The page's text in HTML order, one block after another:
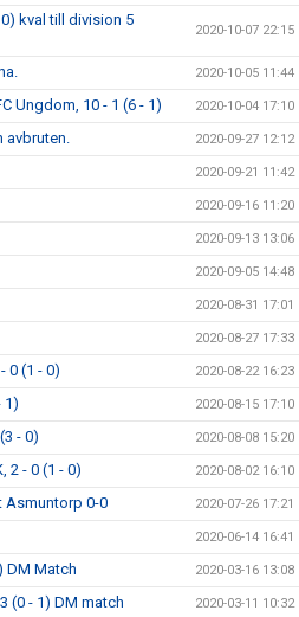
0) kval till division 5
2020-10-07 22:15
2020-10-05 11:44
Ungdom, 10 - 1 (6 - 1) 2020-10-04 17:10
avbruten. 2020-09-27 12:12
2020-09-21 11:42
2020-09-16 11:20
2020-09-13 13:06
2020-09-05 14:48
2020-08-31 17:01
2020-08-27 17:33
0 (1 - 0) 2020-08-22 16:23
1) 2020-08-15 17:10
- 0) 2020-08-08 15:20
2 - 0 (1 - 0) 2020-08-02 16:10
Asmuntorp 0-0 2020-07-26 17:21
2020-06-14 16:41
DM Match 2020-03-16 13:08
(0 - 1) DM match 2020-03-11 10:32